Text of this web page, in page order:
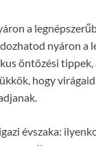
a
nyáron a
öntözési tippek,
hogy
évszaka: